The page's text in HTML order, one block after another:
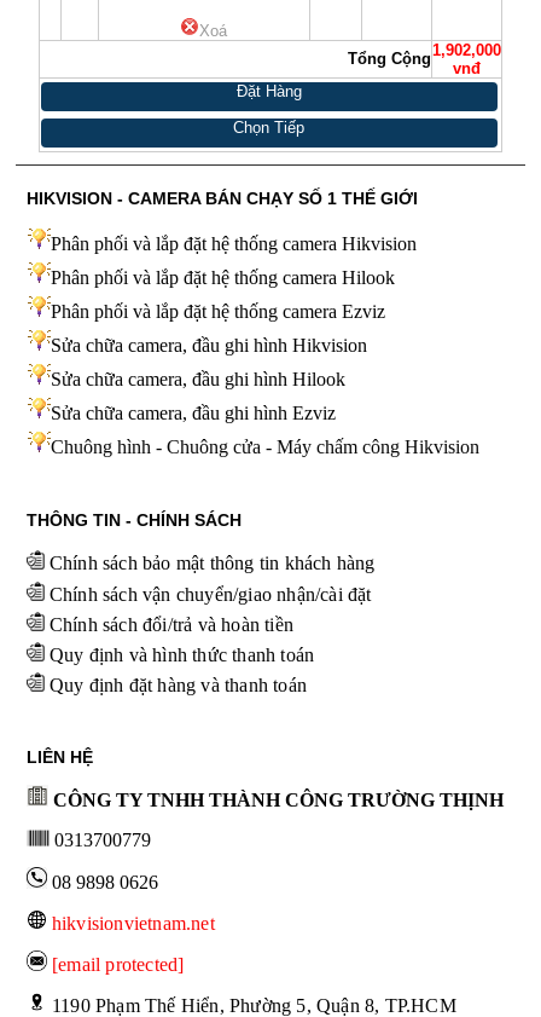
Xoá
Tổng Cộng1,902,000
vnđ
Đặt Hàng
Chọn Tiếp
HIKVISION - CAMERA BÁN CHẠY SỐ 1 THẾ GIỚI
Phân phối và lắp đặt hệ thống camera Hikvision
Phân phối và lắp đặt hệ thống camera Hilook
Phân phối và lắp đặt hệ thống camera Ezviz
Sửa chữa camera, đầu ghi hình Hikvision
Sửa chữa camera, đầu ghi hình Hilook
Sửa chữa camera, đầu ghi hình Ezviz
Chuông hình - Chuông cửa - Máy chấm công Hikvision
THÔNG TIN - CHÍNH SÁCH
Chính sách bảo mật thông tin khách hàng
Chính sách vận chuyển/giao nhận/cài đặt
Chính sách đổi/trả và hoàn tiền
Quy định và hình thức thanh toán
Quy định đặt hàng và thanh toán
LIÊN HỆ
CÔNG TY TNHH THÀNH CÔNG TRƯỜNG THỊNH
0313700779
08 9898 0626
hikvisionvietnam.net
[email protected]
1190 Phạm Thế Hiển, Phường 5, Quận 8, TP.HCM